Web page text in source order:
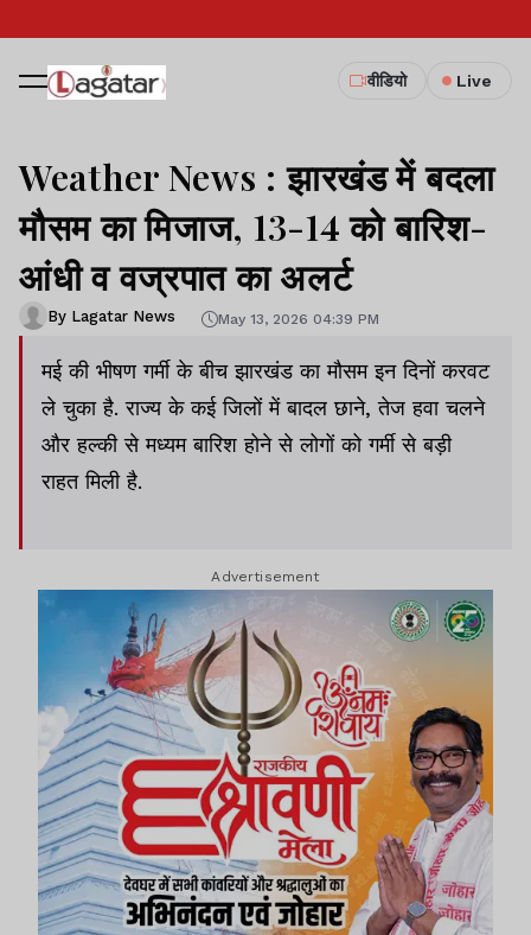
वीडियो Live
Weather News : झारखंड में बदला
मौसम का मिजाज, 13-14 को बारिश-
आंधी व वज्रपात का अलर्ट
By Lagatar News May 13, 2026 04:39 PM
मई की भीषण गर्मी के बीच झारखंड का मौसम इन दिनों करवट
ले चुका है. राज्य के कई जिलों में बादल छाने, तेज हवा चलने
और हल्की से मध्यम बारिश होने से लोगों को गर्मी से बड़ी
राहत मिली है.
Advertisement